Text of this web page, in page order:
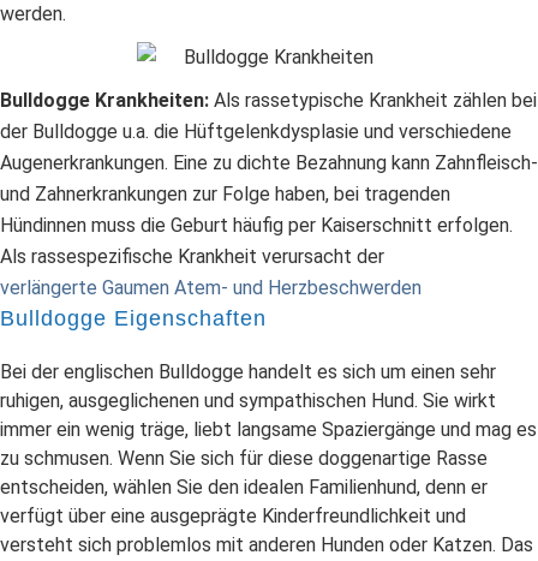
werden.
Bulldogge Krankheiten: Als rassetypische Krankheit zählen bei
der Bulldogge u.a. die Hüftgelenkdysplasie und verschiedene
Augenerkrankungen. Eine zu dichte Bezahnung kann Zahnfleisch-
und Zahnerkrankungen zur Folge haben, bei tragenden
Hündinnen muss die Geburt häufig per Kaiserschnitt erfolgen.
Als rassespezifische Krankheit verursacht der
verlängerte Gaumen Atem- und Herzbeschwerden
Bulldogge Eigenschaften
Bei der englischen Bulldogge handelt es sich um einen sehr
ruhigen, ausgeglichenen und sympathischen Hund. Sie wirkt
immer ein wenig träge, liebt langsame Spaziergänge und mag es
zu schmusen. Wenn Sie sich für diese doggenartige Rasse
entscheiden, wählen Sie den idealen Familienhund, denn er
verfügt über eine ausgeprägte Kinderfreundlichkeit und
versteht sich problemlos mit anderen Hunden oder Katzen. Das